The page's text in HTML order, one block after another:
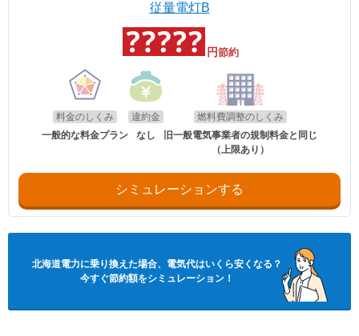
従量電灯B
円節約
料金のしくみ
一般的な料金プラン
違約金
なし
燃料費調整のしくみ
旧一般電気事業者の規制料金と同じ
（上限あり）
シミュレーションする
北海道電力に乗り換えた場合、電気代はいくら安くなる？
今すぐ節約額をシミュレーション！